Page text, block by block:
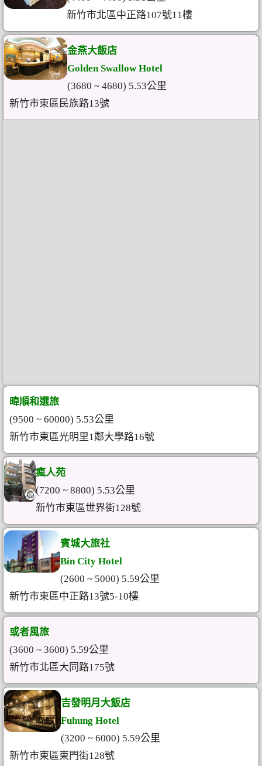
新竹市北區中正路107號11樓
金燕大飯店
Golden Swallow Hotel
(3680 ~ 4680) 5.53公里
新竹市東區民族路13號
暐順和選旅
(9500 ~ 60000) 5.53公里
新竹市東區光明里1鄰大學路16號
瘋人苑
(7200 ~ 8800) 5.53公里
新竹市東區世界街128號
賓城大旅社
Bin City Hotel
(2600 ~ 5000) 5.59公里
新竹市東區中正路13號5-10樓
或者風旅
(3600 ~ 3600) 5.59公里
新竹市北區大同路175號
吉發明月大飯店
Fuhung Hotel
(3200 ~ 6000) 5.59公里
新竹市東區東門街128號